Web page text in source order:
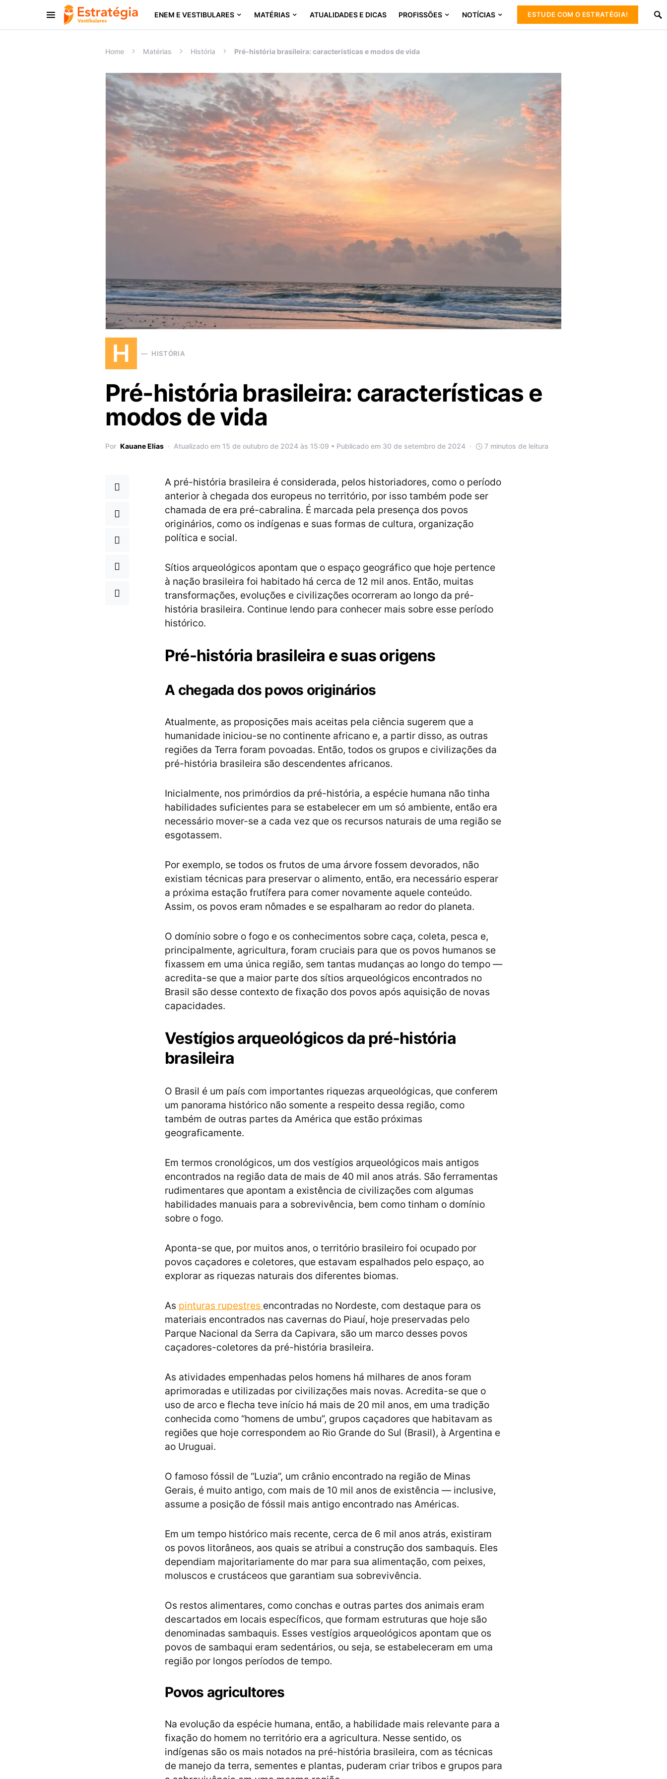
ENEM E VESTIBULARES MATÉRIAS ATUALIDADES E DICAS PROFISSÕES NOTÍCIAS ESTUDE COM O ESTRATÉGIA!
Procurar:
Home Matérias História Pré-história brasileira: características e modos de vida
H HISTÓRIA
Pré-história brasileira: características e
modos de vida
Por Kauane Elias Atualizado em 15 de outubro de 2024 às 15:09 • Publicado em 30 de setembro de 2024 7 minutos de leitura
A pré-história brasileira é considerada, pelos historiadores, como o período
anterior à chegada dos europeus no território, por isso também pode ser
chamada de era pré-cabralina. É marcada pela presença dos povos
originários, como os indígenas e suas formas de cultura, organização
política e social.
Sítios arqueológicos apontam que o espaço geográfico que hoje pertence
à nação brasileira foi habitado há cerca de 12 mil anos. Então, muitas
transformações, evoluções e civilizações ocorreram ao longo da pré-
história brasileira. Continue lendo para conhecer mais sobre esse período
histórico.
Pré-história brasileira e suas origens
A chegada dos povos originários
Atualmente, as proposições mais aceitas pela ciência sugerem que a
humanidade iniciou-se no continente africano e, a partir disso, as outras
regiões da Terra foram povoadas. Então, todos os grupos e civilizações da
pré-história brasileira são descendentes africanos.
Inicialmente, nos primórdios da pré-história, a espécie humana não tinha
habilidades suficientes para se estabelecer em um só ambiente, então era
necessário mover-se a cada vez que os recursos naturais de uma região se
esgotassem.
Por exemplo, se todos os frutos de uma árvore fossem devorados, não
existiam técnicas para preservar o alimento, então, era necessário esperar
a próxima estação frutífera para comer novamente aquele conteúdo.
Assim, os povos eram nômades e se espalharam ao redor do planeta.
O domínio sobre o fogo e os conhecimentos sobre caça, coleta, pesca e,
principalmente, agricultura, foram cruciais para que os povos humanos se
fixassem em uma única região, sem tantas mudanças ao longo do tempo —
acredita-se que a maior parte dos sítios arqueológicos encontrados no
Brasil são desse contexto de fixação dos povos após aquisição de novas
capacidades.
Vestígios arqueológicos da pré-história
brasileira
O Brasil é um país com importantes riquezas arqueológicas, que conferem
um panorama histórico não somente a respeito dessa região, como
também de outras partes da América que estão próximas
geograficamente.
Em termos cronológicos, um dos vestígios arqueológicos mais antigos
encontrados na região data de mais de 40 mil anos atrás. São ferramentas
rudimentares que apontam a existência de civilizações com algumas
habilidades manuais para a sobrevivência, bem como tinham o domínio
sobre o fogo.
Aponta-se que, por muitos anos, o território brasileiro foi ocupado por
povos caçadores e coletores, que estavam espalhados pelo espaço, ao
explorar as riquezas naturais dos diferentes biomas.
As pinturas rupestres encontradas no Nordeste, com destaque para os
materiais encontrados nas cavernas do Piauí, hoje preservadas pelo
Parque Nacional da Serra da Capivara, são um marco desses povos
caçadores-coletores da pré-história brasileira.
As atividades empenhadas pelos homens há milhares de anos foram
aprimoradas e utilizadas por civilizações mais novas. Acredita-se que o
uso de arco e flecha teve início há mais de 20 mil anos, em uma tradição
conhecida como “homens de umbu”, grupos caçadores que habitavam as
regiões que hoje correspondem ao Rio Grande do Sul (Brasil), à Argentina e
ao Uruguai.
O famoso fóssil de “Luzia”, um crânio encontrado na região de Minas
Gerais, é muito antigo, com mais de 10 mil anos de existência — inclusive,
assume a posição de fóssil mais antigo encontrado nas Américas.
Em um tempo histórico mais recente, cerca de 6 mil anos atrás, existiram
os povos litorâneos, aos quais se atribui a construção dos sambaquis. Eles
dependiam majoritariamente do mar para sua alimentação, com peixes,
moluscos e crustáceos que garantiam sua sobrevivência.
Os restos alimentares, como conchas e outras partes dos animais eram
descartados em locais específicos, que formam estruturas que hoje são
denominadas sambaquis. Esses vestígios arqueológicos apontam que os
povos de sambaqui eram sedentários, ou seja, se estabeleceram em uma
região por longos períodos de tempo.
Povos agricultores
Na evolução da espécie humana, então, a habilidade mais relevante para a
fixação do homem no território era a agricultura. Nesse sentido, os
indígenas são os mais notados na pré-história brasileira, com as técnicas
de manejo da terra, sementes e plantas, puderam criar tribos e grupos para